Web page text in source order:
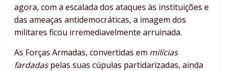
agora, com a escalada dos ataques às instituições e
das ameaças antidemocráticas, a imagem dos
militares ficou irremediavelmente arruinada.
As Forças Armadas, convertidas em milícias
fardadaspelas suas cúpulas partidarizadas, ainda